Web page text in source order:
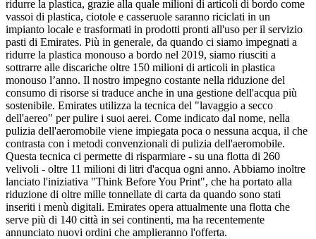
ridurre la plastica, grazie alla quale milioni di articoli di bordo come
vassoi di plastica, ciotole e casseruole saranno riciclati in un
impianto locale e trasformati in prodotti pronti all'uso per il servizio
pasti di Emirates. Più in generale, da quando ci siamo impegnati a
ridurre la plastica monouso a bordo nel 2019, siamo riusciti a
sottrarre alle discariche oltre 150 milioni di articoli in plastica
monouso l’anno. Il nostro impegno costante nella riduzione del
consumo di risorse si traduce anche in una gestione dell'acqua più
sostenibile. Emirates utilizza la tecnica del "lavaggio a secco
dell'aereo" per pulire i suoi aerei. Come indicato dal nome, nella
pulizia dell'aeromobile viene impiegata poca o nessuna acqua, il che
contrasta con i metodi convenzionali di pulizia dell'aeromobile.
Questa tecnica ci permette di risparmiare - su una flotta di 260
velivoli - oltre 11 milioni di litri d'acqua ogni anno. Abbiamo inoltre
lanciato l'iniziativa "Think Before You Print", che ha portato alla
riduzione di oltre mille tonnellate di carta da quando sono stati
inseriti i menù digitali. Emirates opera attualmente una flotta che
serve più di 140 città in sei continenti, ma ha recentemente
annunciato nuovi ordini che amplieranno l'offerta.